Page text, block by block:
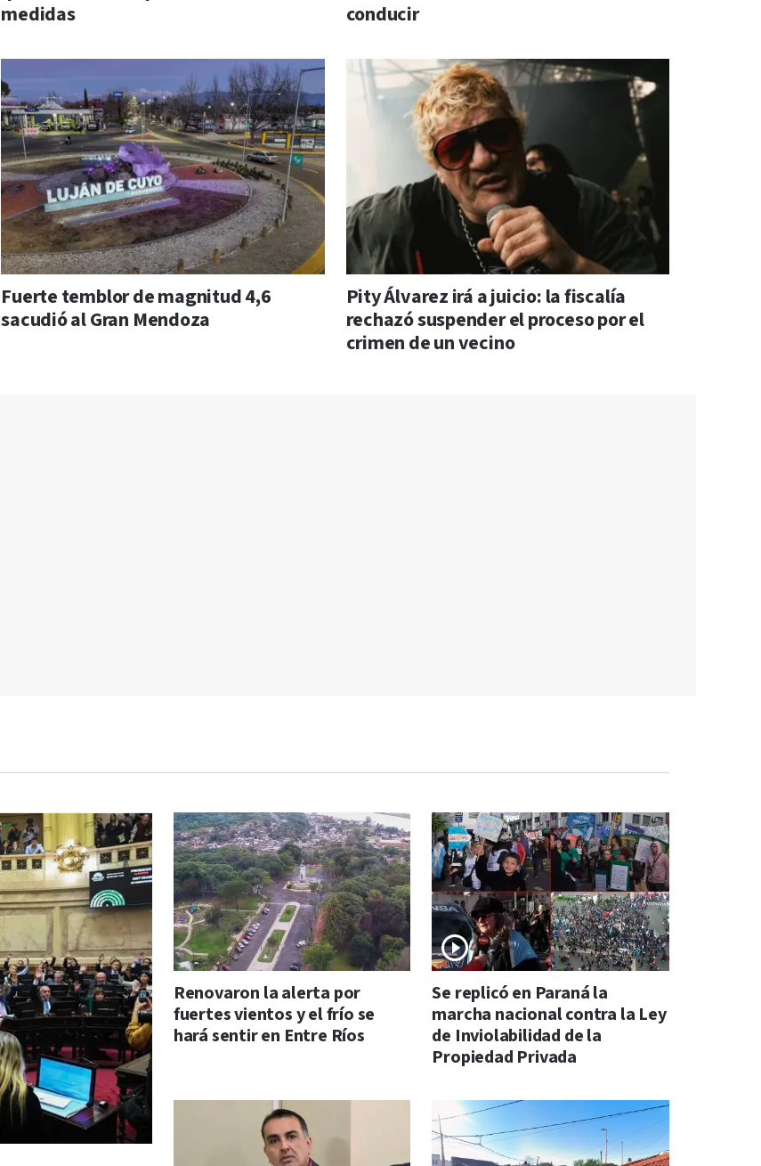
medidas
conducir
Fuerte temblor de magnitud 4,6
sacudió al Gran Mendoza
Pity Álvarez irá a juicio: la fiscalía
rechazó suspender el proceso por el
crimen de un vecino
Renovaron la alerta por
fuertes vientos y el frío se
hará sentir en Entre Ríos
Se replicó en Paraná la
marcha nacional contra la Ley
de Inviolabilidad de la
Propiedad Privada